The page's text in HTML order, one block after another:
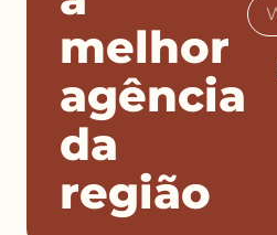
melhor
agência
da
região